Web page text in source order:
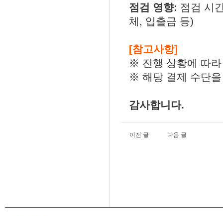
점검 영향: 점검 시
체, 입출금 등)
[참고사항]
※ 진행 상황에 따
※ 해당 결제 수단
감사합니다.
이전 글 다음 글